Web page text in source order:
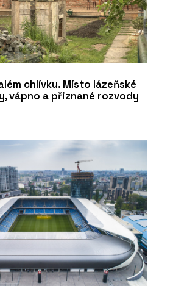
chlívku. Místo lázeňské
vápno a přiznané rozvody